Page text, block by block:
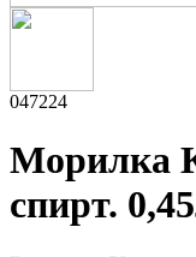
047224
Морилка
спирт.